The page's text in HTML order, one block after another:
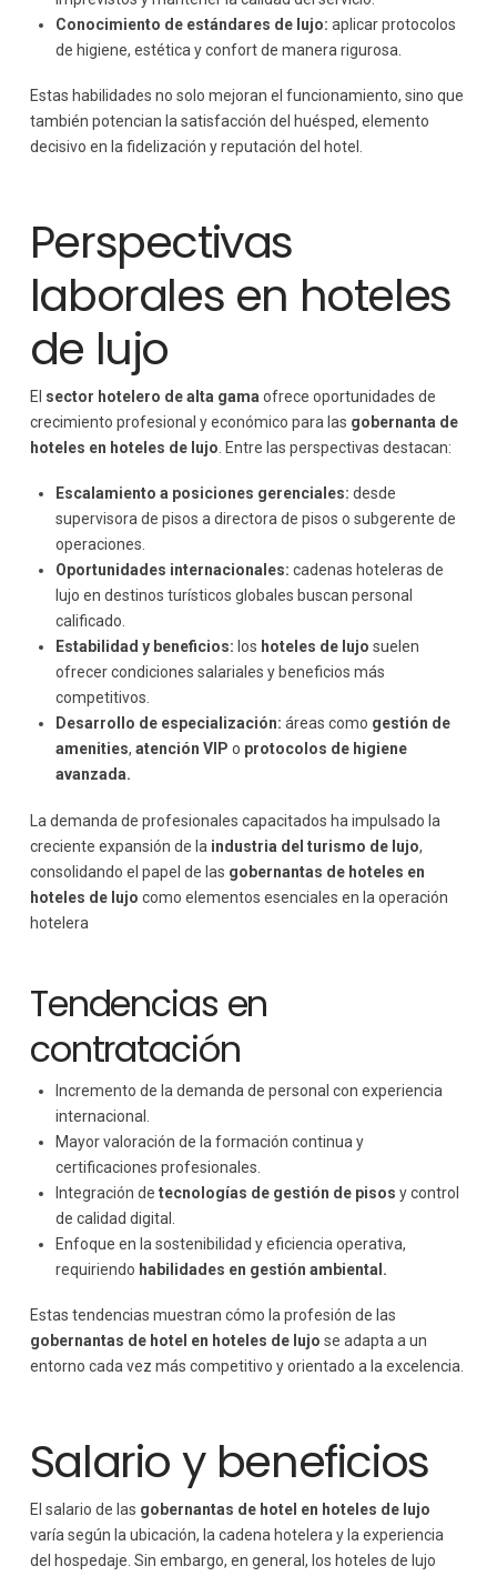
Conocimiento de estándares de lujo: aplicar protocolos
de higiene, estética y confort de manera rigurosa.
Estas habilidades no solo mejoran el funcionamiento, sino que
también potencian la satisfacción del huésped, elemento
decisivo en la fidelización y reputación del hotel.
Perspectivas
laborales en hoteles
de lujo
El sector hotelero de alta gama ofrece oportunidades de
crecimiento profesional y económico para las gobernanta de
hoteles en hoteles de lujo . Entre las perspectivas destacan:
Escalamiento a posiciones gerenciales: desde
supervisora de pisos a directora de pisos o subgerente de
operaciones.
Oportunidades internacionales: cadenas hoteleras de
lujo en destinos turísticos globales buscan personal
calificado.
Estabilidad y beneficios: los hoteles de lujo suelen
ofrecer condiciones salariales y beneficios más
competitivos.
Desarrollo de especialización: áreas como gestión de
amenities,atención VIP o protocolos de higiene
avanzada.
La demanda de profesionales capacitados ha impulsado la
creciente expansión de la industria del turismo de lujo,
consolidando el papel de las gobernantas de hoteles en
hoteles de lujo como elementos esenciales en la operación
hotelera
Tendencias en
contratación
Incremento de la demanda de personal con experiencia
internacional.
Mayor valoración de la formación continua y
certificaciones profesionales.
Integración detecnologías de gestión de pisos y control
de calidad digital.
Enfoque en la sostenibilidad y eficiencia operativa,
requiriendo habilidades en gestión ambiental.
Estas tendencias muestran cómo la profesión de las
gobernantas de hotel en hoteles de lujo se adapta a un
entorno cada vez más competitivo y orientado a la excelencia.
Salario y beneficios
El salario de las gobernantas de hotel en hoteles de lujo
varía según la ubicación, la cadena hotelera y la experiencia
del hospedaje. Sin embargo, en general, los hoteles de lujo